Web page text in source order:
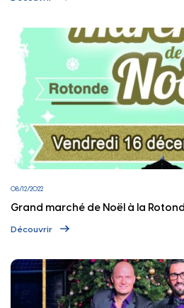
08/12/2022
Grand marché de Noël à la
Découvrir